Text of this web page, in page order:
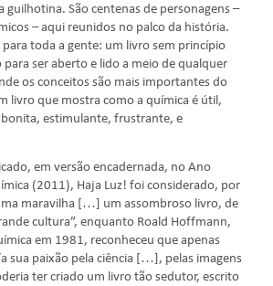
São centenas de personagens –
– aqui reunidos no palco da história.
para toda a gente: um livro sem princípio
ser aberto e lido a meio de qualquer
os conceitos são mais importantes do
livro que mostra como a química é útil,
estimulante, frustrante, e
em versão encadernada, no Ano
(2011), Haja Luz! foi considerado, por
maravilha […] um assombroso livro, de
cultura”, enquanto Roald Hoffmann,
em 1981, reconheceu que apenas
sua paixão pela ciência […], pelas imagens
ter criado um livro tão sedutor, escrito